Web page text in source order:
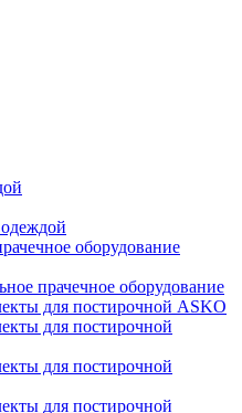
оборудование
прачечное оборудование
для постирочной ASKO
для постирочной
для постирочной
для постирочной